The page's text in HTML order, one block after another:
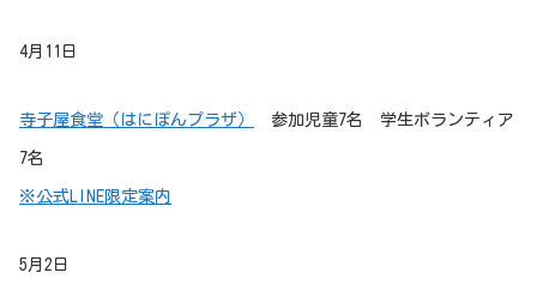
4月11日
寺子屋食堂（はにぽんプラザ） 参加児童7名 学生ボランティア
7名
※公式LINE限定案内
5月2日